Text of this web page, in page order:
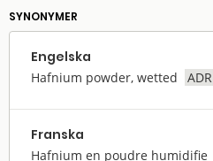
SYNONYMER
Engelska
Hafnium powder, wetted ADR
Franska
Hafnium en poudre humidifie